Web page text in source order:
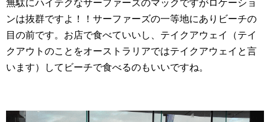
無駄にハイテクなサーファーズのマックですがロケーショ
ンは抜群ですよ！！サーファーズの一等地にありビーチの
目の前です。お店で食べていいし、テイクアウェイ（テイ
クアウトのことをオーストラリアではテイクアウェイと言
います）してビーチで食べるのもいいですね。